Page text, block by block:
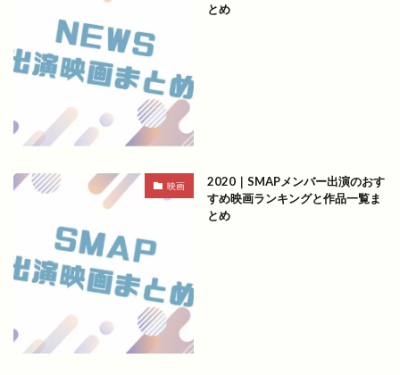
とめ
映画
2020｜SMAPメンバー出演のおす
すめ映画ランキングと作品一覧ま
とめ